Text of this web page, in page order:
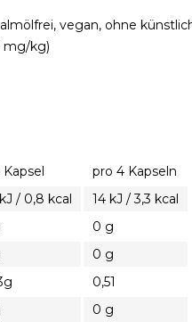
vegan, ohne
mg/kg)
pro 4 Kapseln
/ 0,8 kcal
14 kJ / 3,3 kcal
0 g
0 g
0,51
0 g